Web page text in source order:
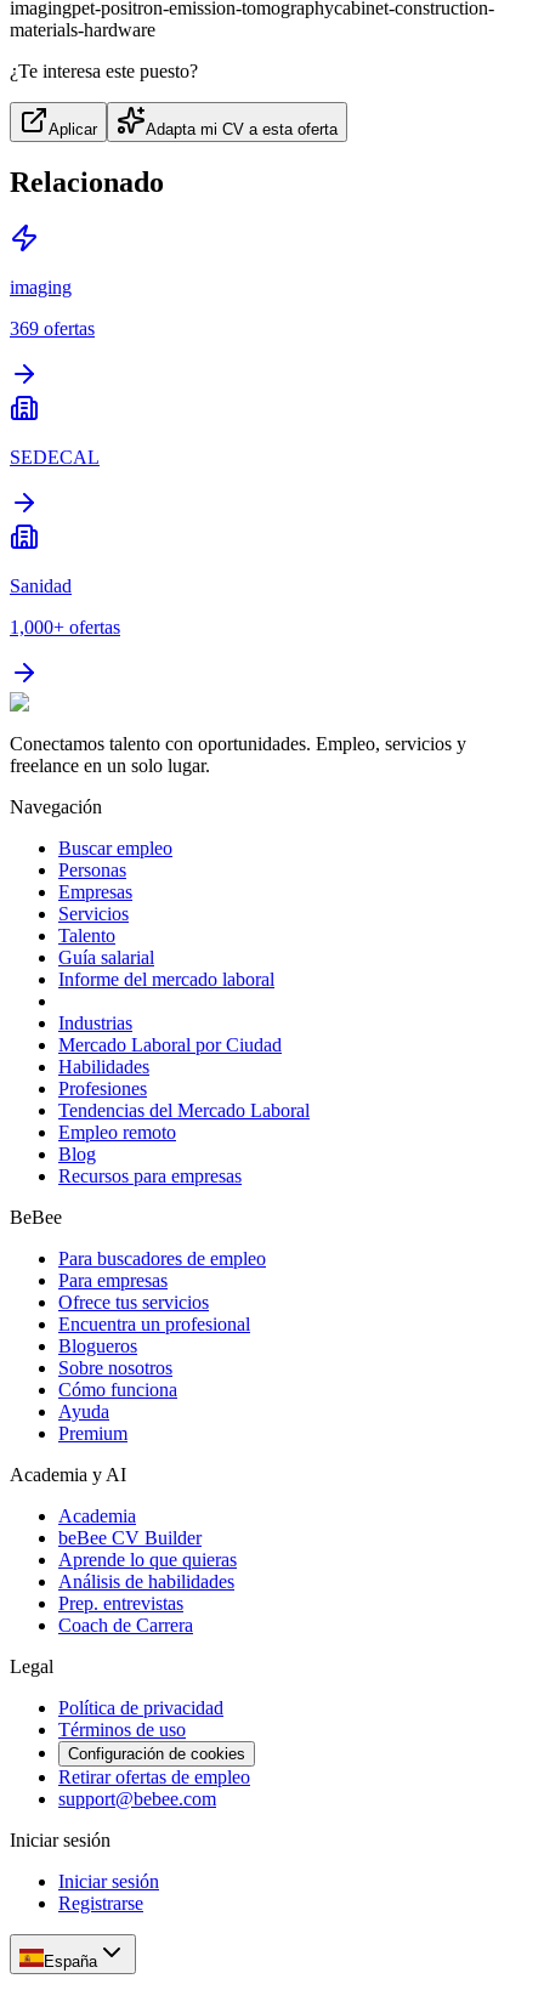
imagingpet-positron-emission-tomographycabinet-construction-
materials-hardware
¿Te interesa este puesto?
Aplicar Adapta mi CV a esta oferta
Relacionado
imaging
369 ofertas
SEDECAL
Sanidad
1,000+ ofertas
Conectamos talento con oportunidades. Empleo, servicios y
freelance en un solo lugar.
Navegación
Buscar empleo
Personas
Empresas
Servicios
Talento
Guía salarial
Informe del mercado laboral
Industrias
Mercado Laboral por Ciudad
Habilidades
Profesiones
Tendencias del Mercado Laboral
Empleo remoto
Blog
Recursos para empresas
BeBee
Para buscadores de empleo
Para empresas
Ofrece tus servicios
Encuentra un profesional
Blogueros
Sobre nosotros
Cómo funciona
Ayuda
Premium
Academia y AI
Academia
beBee CV Builder
Aprende lo que quieras
Análisis de habilidades
Prep. entrevistas
Coach de Carrera
Legal
Política de privacidad
Términos de uso
Configuración de cookies
Retirar ofertas de empleo
support@bebee.com
Iniciar sesión
Iniciar sesión
Registrarse
España